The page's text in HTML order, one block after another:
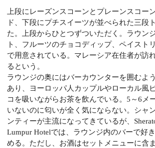
上段にレーズンスコーンとプレーンスコー
ド、下段にプチスイーツが並べられた三段
た。上段からひとつずついただく。ラウン
ト、フルーツのチョコディップ、ペイスト
で用意されている。マレーシア在住者が訪
るという。
ラウンジの奥にはバーカウンターを囲むよ
あり、ヨーロッパ人カップルやローカル風
コを吸いながらお茶を飲んでいる。5～6メ
いないのに匂いが全く気にならない。シャ
ンティーが主流になってきているが、
Lumpur Hotelでは、ラウンジ内のバーで好
める。ただし、お酒はセットメニューに含ま